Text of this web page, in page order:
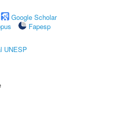
Google Scholar
Fapesp
UNESP